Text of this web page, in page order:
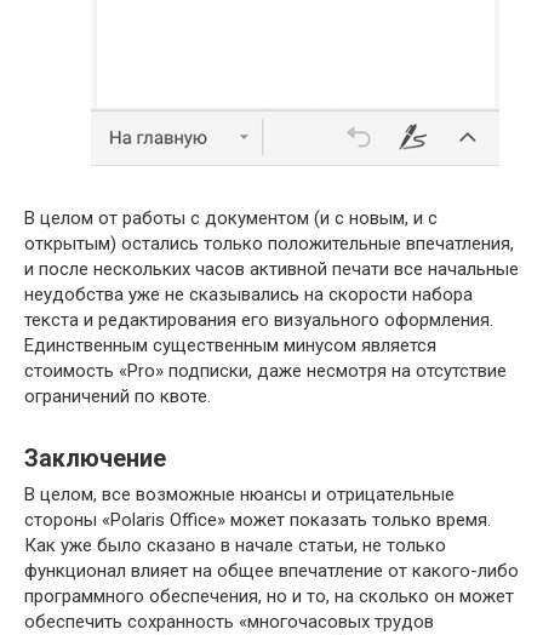
В целом от работы с документом (и с новым, и с
открытым) остались только положительные впечатления,
и после нескольких часов активной печати все начальные
неудобства уже не сказывались на скорости набора
текста и редактирования его визуального оформления.
Единственным существенным минусом является
стоимость «Pro» подписки, даже несмотря на отсутствие
ограничений по квоте.
Заключение
В целом, все возможные нюансы и отрицательные
стороны «Polaris Office» может показать только время.
Как уже было сказано в начале статьи, не только
функционал влияет на общее впечатление от какого-либо
программного обеспечения, но и то, на сколько он может
обеспечить сохранность «многочасовых трудов